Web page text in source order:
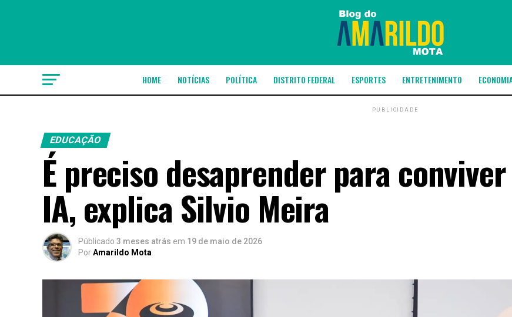
HOME NOTÍCIAS POLÍTICA DISTRITO FEDERAL ESPORTES ENTRETENIMENTO
PUBLICIDADE
EDUCAÇÃO
É preciso desaprender para
IA, explica Silvio Meira
Públicado 3 meses atrás em 19 de maio de 2026
PorAmarildo Mota